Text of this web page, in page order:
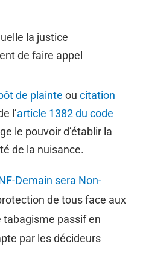
la justice
de faire appel
de plainte ou citation
l’article 1382 du code
le pouvoir d’établir la
de la nuisance.
Demain sera Non-
de tous face aux
passif en
par les décideurs